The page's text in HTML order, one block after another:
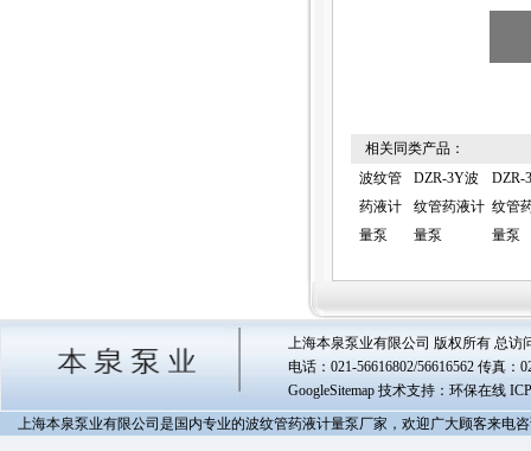
相关同类产品：
波纹管
药液计
量泵
DZR-3Y波
纹管药液计
量泵
DZR-
纹管
量泵
上海本泉泵业有限公司 版权所有 总访
电话：021-56616802/56616562 传真：
GoogleSitemap技术支持：环保在线
上海本泉泵业有限公司是国内专业的波纹管药液计量泵厂家，欢迎广大顾客来电